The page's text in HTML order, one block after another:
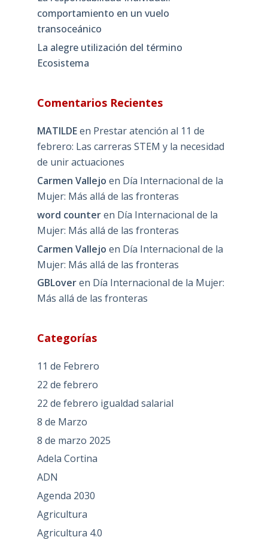
comportamiento en un vuelo
transoceánico
La alegre utilización del término
Ecosistema
Comentarios Recientes
MATILDEen Prestar atención al 11 de
febrero: Las carreras STEM y la necesidad
de unir actuaciones
Carmen Vallejo en Día Internacional de la
Mujer: Más allá de las fronteras
word counteren Día Internacional de la
Mujer: Más allá de las fronteras
Carmen Vallejo en Día Internacional de la
Mujer: Más allá de las fronteras
GBLoveren Día Internacional de la Mujer:
Más allá de las fronteras
Categorías
11 de Febrero
22 de febrero
22 de febrero igualdad salarial
8 de Marzo
8 de marzo 2025
Adela Cortina
ADN
Agenda 2030
Agricultura
Agricultura 4.0